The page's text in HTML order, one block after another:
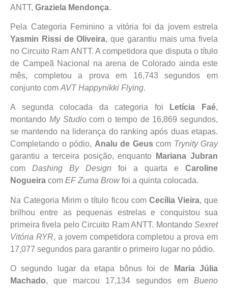
ANTT, Graziela Mendonça.
Pela Categoria Feminino a vitória foi da jovem estrela
Yasmin Rissi de Oliveira, que garantiu mais uma fivela
no Circuito Ram ANTT. A competidora que disputa o título
de Campeã Nacional na arena de Colorado ainda este
mês, completou a prova em 16,743 segundos em
conjunto com AVT Happynikki Flying.
A segunda colocada da categoria foi Letícia Faé,
montando My Studiocom o tempo de 16,869 segundos,
se mantendo na liderança do ranking após duas etapas.
Completando o pódio, Analu de Geuscom Trynity Gray
garantiu a terceira posição, enquanto
Mariana Jubran
com Dashing By Design foi a quarta e Caroline
Nogueira com EF Zuma Browfoi a quinta colocada.
Na Categoria Mirim o título ficou com Cecília Vieira, que
brilhou entre as pequenas estrelas e conquistou sua
primeira fivela pelo Circuito Ram ANTT. Montando Sexret
Vitória RYR, a jovem competidora completou a prova em
17,077 segundos para garantir o primeiro lugar no pódio.
O segundo lugar da etapa bônus foi de
Maria Júlia
Machado, que marcou 17,134 segundos em Bueno